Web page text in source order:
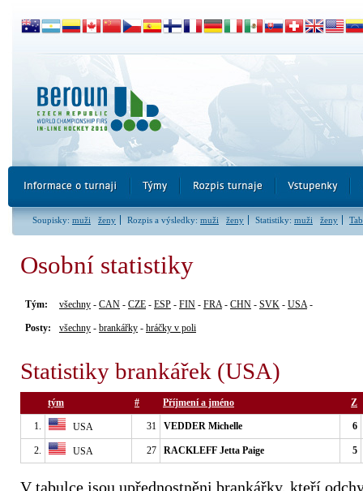
Soupisky: muži ženy Rozpis a výsledky: muži ženy Statistiky: muži ženy
Osobní statistiky
Tým: všechny - CAN - CZE - ESP - FIN - FRA- CHN - SVK - USA-
Posty: všechny - brankářky - hráčky v poli
Statistiky brankářek (USA)
tým # Příjmení a jméno Z
1. USA 31 VEDDER Michelle 6
2. USA 27 RACKLEFF Jetta Paige 5
V tabulce jsou upřednostněni brankářky, kteří